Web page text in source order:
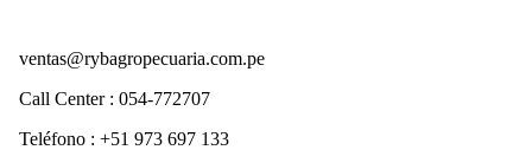
ventas@rybagropecuaria.com.pe
Call Center : 054-772707
Teléfono : +51 973 697 133